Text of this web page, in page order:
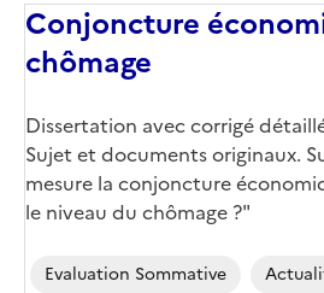
Conjoncture
chômage
Dissertation avec corrigé
Sujet et documents originaux.
mesure la conjoncture
le niveau du chômage ?"
Evaluation Sommative